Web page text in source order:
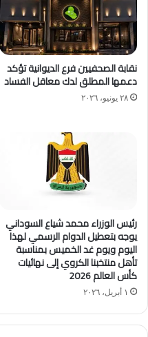
نقابة الصحفيين فرع الديوانية تؤكد
دعمها المطلق لدك معاقل الفساد
٢٨ يونيو، ٢٠٢٦
رئيس الوزراء محمد شياع السوداني
يوجه بتعطيل الدوام الرسمي لهذا
اليوم ويوم غد الخميس بمناسبة
تأهل منتخبنا الكروي إلى نهائيات
كأس العالم 2026
١ أبريل، ٢٠٢٦